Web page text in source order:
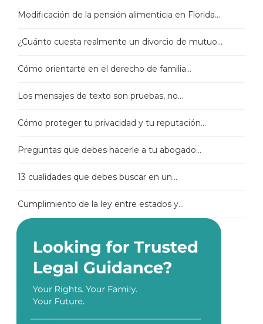
Modificación de la pensión alimenticia en Florida...
¿Cuánto cuesta realmente un divorcio de mutuo...
Cómo orientarte en el derecho de familia...
Los mensajes de texto son pruebas, no...
Cómo proteger tu privacidad y tu reputación...
Preguntas que debes hacerle a tu abogado...
13 cualidades que debes buscar en un...
Cumplimiento de la ley entre estados y...